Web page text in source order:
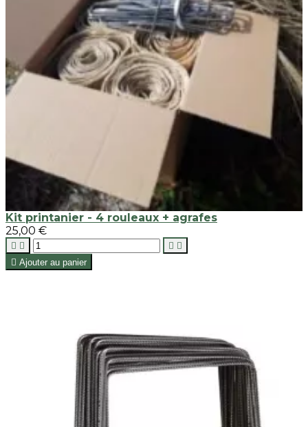
Kit printanier - 4 rouleaux + agrafes
25,00 €
   
 Ajouter au panier